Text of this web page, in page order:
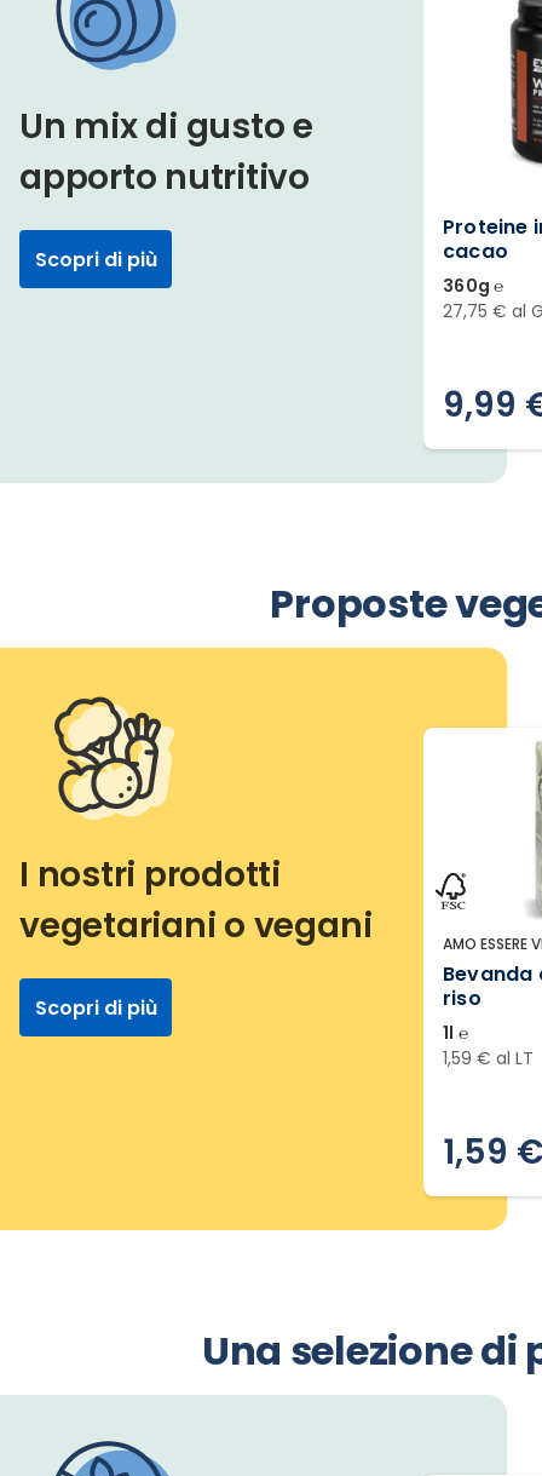
Un mix di gusto e
apporto nutritivo
Scopri di più
Proteine
cacao
360g ℮
27,75 € al
9,99
Slide 1 di 12
Proposte
I nostri prodotti
vegetariani o vegani
Scopri di più
AMO ESSERE
Bevanda
riso
1l ℮
1,59 € al LT
1,59 €
Slide 1 di 12
Una selezione